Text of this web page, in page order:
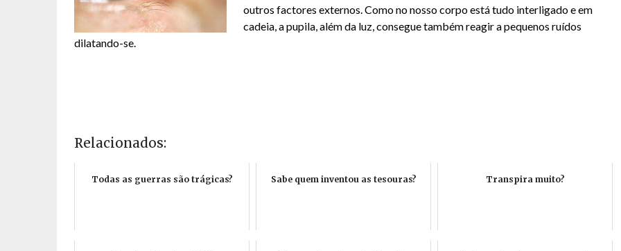
outros factores externos. Como no nosso corpo está tudo interligado e em
cadeia, a pupila, além da luz, consegue também reagir a pequenos ruídos
dilatando-se.
Relacionados:
Todas as guerras são trágicas? Sabe quem inventou as tesouras? Transpira muito?